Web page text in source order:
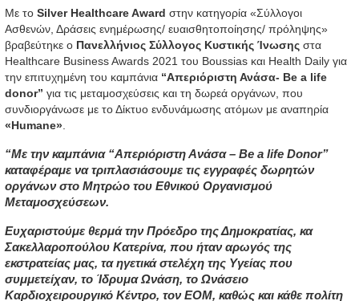
Με το Silver Healthcare Award στην κατηγορία «Σύλλογοι
Ασθενών, Δράσεις ενημέρωσης/ ευαισθητοποίησης/ πρόληψης»
βραβεύτηκε ο Πανελλήνιος Σύλλογος Κυστικής Ίνωσης στα
Healthcare Business Awards 2021 του Boussias και Health Daily για
την επιτυχημένη του καμπάνια “Απεριόριστη Ανάσα- Be a life
donor” για τις μεταμοσχεύσεις και τη δωρεά οργάνων, που
συνδιοργάνωσε με το Δίκτυο ενδυνάμωσης ατόμων με αναπηρία
«Humane».
“Με την καμπάνια “Απεριόριστη Ανάσα – Be a life Donor”
καταφέραμε να τριπλασιάσουμε τις εγγραφές δωρητών
οργάνων στο Μητρώο του Εθνικού Οργανισμού
Μεταμοσχεύσεων.
Ευχαριστούμε θερμά την Πρόεδρο της Δημοκρατίας, κα
Σακελλαροπούλου Κατερίνα, που ήταν αρωγός της
εκστρατείας μας, τα ηγετικά στελέχη της Υγείας που
συμμετείχαν, το Ίδρυμα Ωνάση, το Ωνάσειο
Καρδιοχειρουργικό Κέντρο, τον ΕΟΜ, καθώς και κάθε πολίτη